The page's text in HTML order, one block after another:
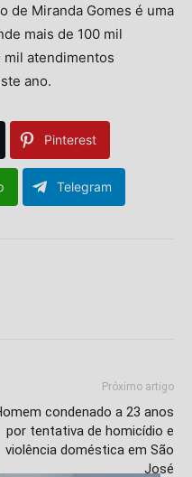
de Miranda Gomes é uma
mais de 100 mil
mil atendimentos
ano.
Pinterest
Telegram
Próximo artigo
condenado a 23 anos
por tentativa de homicídio e
violência doméstica em São
José